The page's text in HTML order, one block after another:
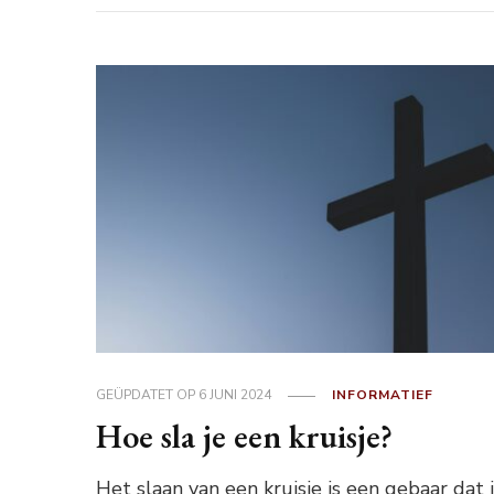
GEÜPDATET OP 6 JUNI 2024 INFORMATIEF
Hoe sla je een kruisje?